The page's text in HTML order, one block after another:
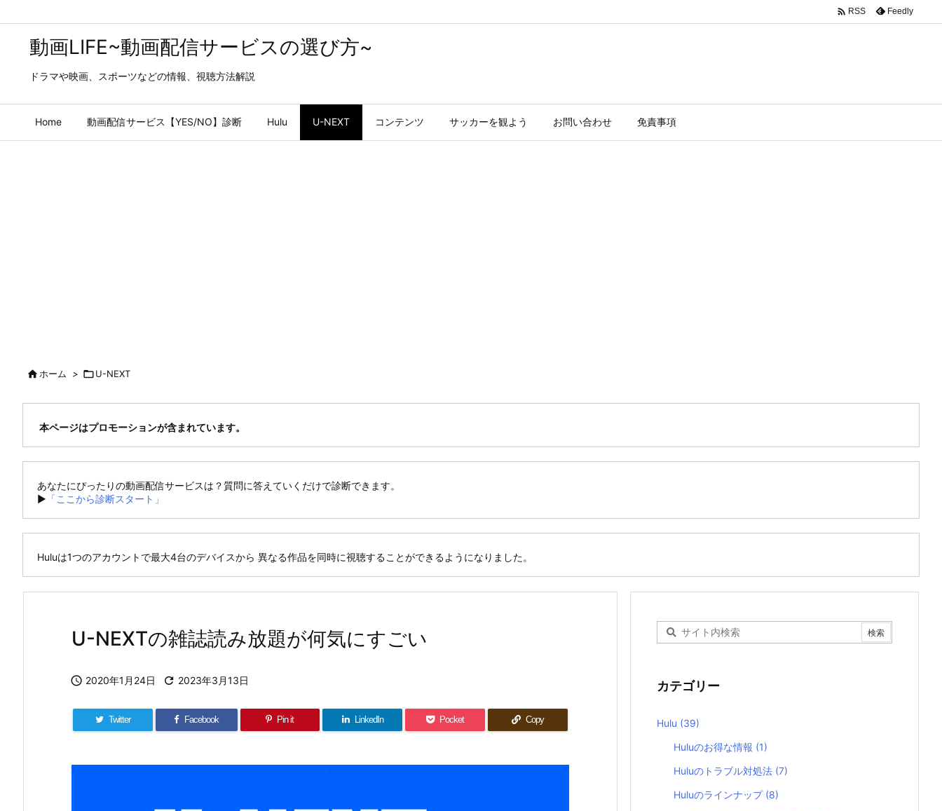
動画LIFE~動画配信サービスの選び方~
ドラマや映画、スポーツなどの情報、視聴方法解説
Home 動画配信サービス【YES/NO】診断 Hulu U-NEXT コンテンツ サッカーを観よう お問い合わせ 免責事項
 RSS Feedly
ホーム > U-NEXT
本ページはプロモーションが含まれています。
あなたにぴったりの動画配信サービスは？質問に答えていくだけで診断できます。
► 「ここから診断スタート」
Huluは1つのアカウントで最大4台のデバイスから 異なる作品を同時に視聴することができるようになりました。
U-NEXTの雑誌読み放題が何気にすごい
 2020年1月24日  2023年3月13日
Twitter Facebook Pin it LinkedIn Pocket Copy
カテゴリー
Hulu (39)
Huluのお得な情報 (1)
Huluのトラブル対処法 (7)
Huluのラインナップ (8)